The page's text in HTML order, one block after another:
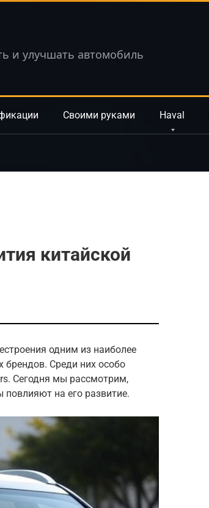
и улучшать автомобиль
Своими руками Haval
китайской
одним из наиболее
брендов. Среди них особо
Сегодня мы рассмотрим,
повлияют на его развитие.